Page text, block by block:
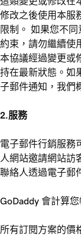
修改之後使用本服
限制。 如果您不
約束，請勿繼續使
本協議經過變更或
持在最新狀態。如
子郵件通知，我們
2.服務
電子郵件行銷服務
人網站邀請網站訪
聯絡人透過電子郵
GoDaddy 會計算
所有訂閱方案的價